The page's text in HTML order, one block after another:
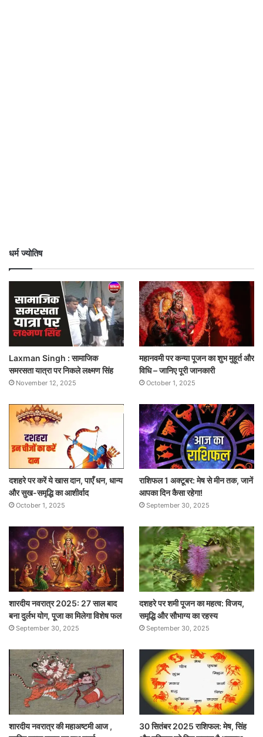
धर्म ज्योतिष
Laxman Singh : सामाजिक
समरसता यात्रा पर निकले लक्ष्मण सिंह
November 12, 2025
महानवमी पर कन्या पूजन का शुभ मुहूर्त और
विधि – जानिए पूरी जानकारी
October 1, 2025
दशहरे पर करें ये खास दान, पाएँ धन, धान्य
और सुख-समृद्धि का आशीर्वाद
October 1, 2025
राशिफल 1 अक्टूबर: मेष से मीन तक, जानें
आपका दिन कैसा रहेगा!
September 30, 2025
शारदीय नवरात्र 2025: 27 साल बाद
बना दुर्लभ योग, पूजा का मिलेगा विशेष फल
September 30, 2025
दशहरे पर शमी पूजन का महत्व: विजय,
समृद्धि और सौभाग्य का रहस्य
September 30, 2025
शारदीय नवरात्र की महाअष्टमी आज ,
30 सितंबर 2025 राशिफल: मेष, सिंह